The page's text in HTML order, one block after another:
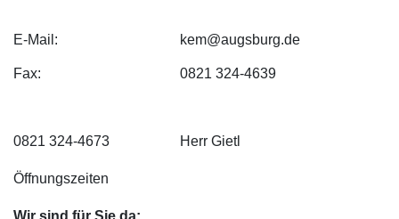
E-Mail: kem@augsburg.de
Fax: 0821 324-4639
0821 324-4673 Herr Gietl
Öffnungszeiten
Wir sind für Sie da: